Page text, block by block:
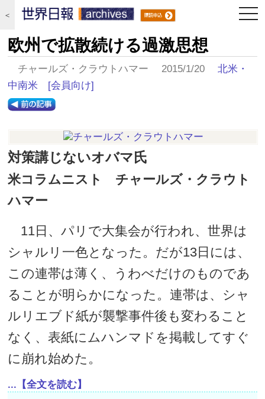
＜
欧州で拡散続ける過激思想
チャールズ・クラウトハマー 2015/1/20北米・
中南米
[会員向け]
対策講じないオバマ氏
米コラムニスト チャールズ・クラウト
ハマー
11日、パリで大集会が行われ、世界は
シャルリ一色となった。だが13日には、
この連帯は薄く、うわべだけのものであ
ることが明らかになった。連帯は、シャ
ルリエブド紙が襲撃事件後も変わること
なく、表紙にムハンマドを掲載してすぐ
に崩れ始めた。
...【全文を読む】